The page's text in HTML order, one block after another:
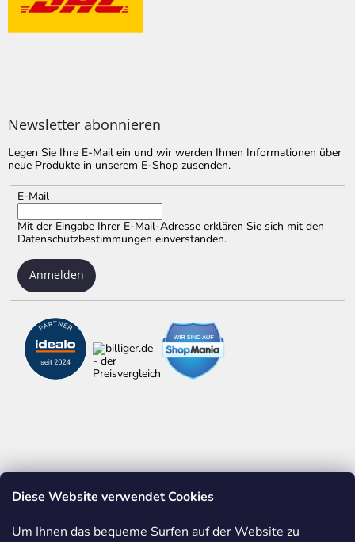
Diese Website verwendet Cookies
Um Ihnen das bequeme Surfen auf der Website zu
Newsletter abonnieren
Legen Sie Ihre E-Mail ein und wir werden Ihnen Informationen über
neue Produkte in unserem E-Shop zusenden.
E-Mail
Mit der Eingabe Ihrer E-Mail-Adresse erklären Sie sich mit den
Datenschutzbestimmungen einverstanden.
Anmelden
ALLES ÜBER ZOLLSTÖCKE WERBEDRUCK AUF ARTIKELN